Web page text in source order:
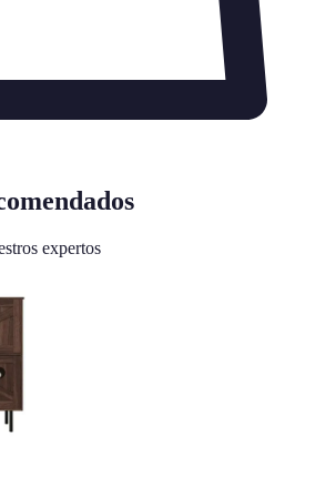
expertos